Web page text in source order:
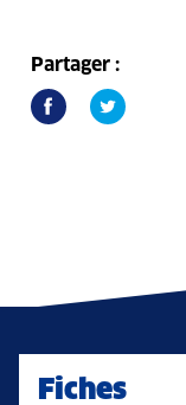
Partager :
Fiches